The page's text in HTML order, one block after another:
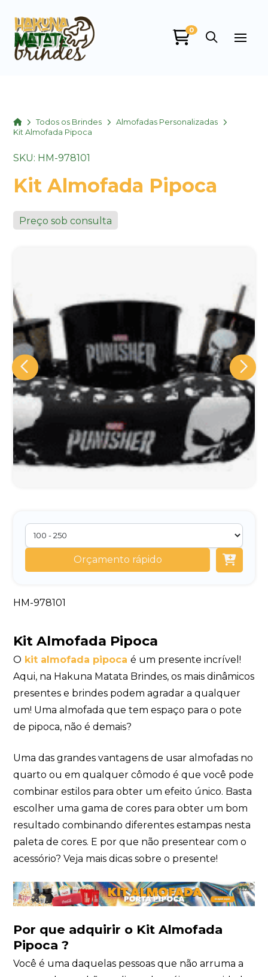
0
HomeTodos os Brindes
Almofadas Personalizadas
Kit Almofada Pipoca
SKU: HM-978101
Kit Almofada Pipoca
Preço sob consulta
Orçamento rápido
HM-978101
Kit Almofada Pipoca
O kit almofada pipocaé um presente incrível!
Aqui, na Hakuna Matata Brindes, os mais dinâmicos
presentes e brindes podem agradar a qualquer
um! Uma almofada que tem espaço para o pote
de pipoca, não é demais?
Uma das grandes vantagens de usar almofadas no
quarto ou em qualquer cômodo é que você pode
combinar estilos para obter um efeito único. Basta
escolher uma gama de cores para obter um bom
resultado combinando diferentes estampas nesta
paleta de cores. E por que não presentear com o
acessório? Veja mais dicas sobre o presente!
Por que adquirir o Kit Almofada
Pipoca ?
Você é uma daquelas pessoas que não arruma a